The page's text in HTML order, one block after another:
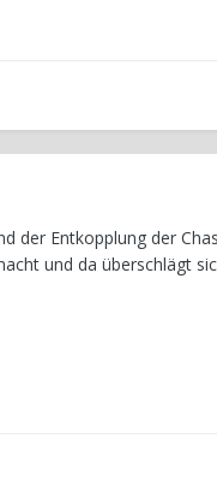
der Entkopplung der
und da überschlägt